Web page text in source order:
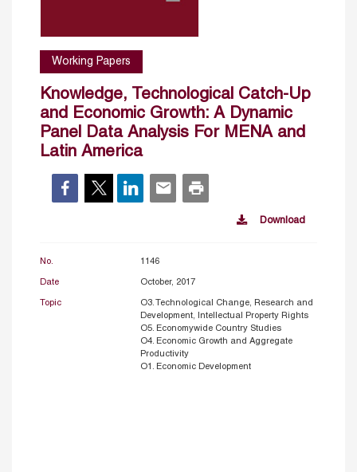
Working Papers
Knowledge, Technological Catch-Up
and Economic Growth: A Dynamic
Panel Data Analysis For MENA and
Latin America
Download
No. 1146
Date October, 2017
Topic
O3. Technological Change, Research and
Development, Intellectual Property Rights
O5. Economywide Country Studies
O4. Economic Growth and Aggregate
Productivity
O1. Economic Development